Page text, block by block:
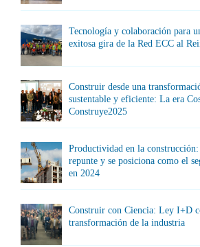
Tecnología y colaboración para
exitosa gira de la Red ECC al
Construir desde una
sustentable y eficiente: La era
Construye2025
Productividad en la construcción:
repunte y se posiciona como el
en 2024
Construir con Ciencia: Ley I+D
transformación de la industria